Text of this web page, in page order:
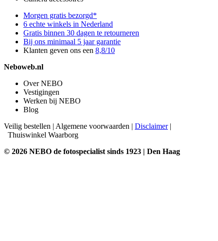
Morgen gratis bezorgd*
6 echte winkels in Nederland
Gratis binnen 30 dagen te retourneren
Bij ons minimaal 5 jaar garantie
Klanten geven ons een 8,8/10
Neboweb.nl
Over NEBO
Vestigingen
Werken bij NEBO
Blog
Veilig bestellen | Algemene voorwaarden | Disclaimer|
Thuiswinkel Waarborg
© 2026 NEBO de fotospecialist sinds 1923 | Den Haag